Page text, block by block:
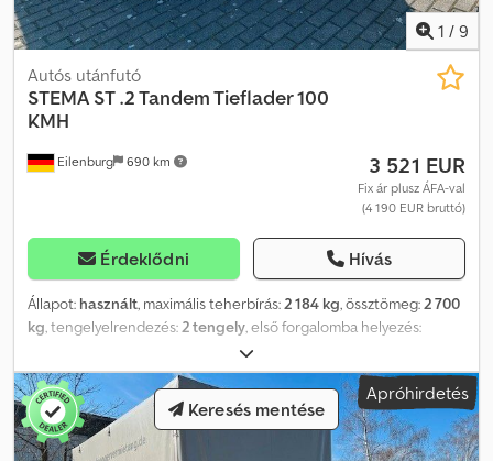
1 / 9
Eilenburg 690 km
Autós utánfutó
STEMA ST .2 Tandem Tieflader 100
KMH
3 521 EUR
Fix ár plusz ÁFA-val
(4 190 EUR bruttó)
Érdeklődni Hívás
Állapot: használt, maximális teherbírás: 2 184 kg, össztömeg: 2 700
kg , tengelyelrendezés: 2 tengely , első forgalomba helyezés:
3 070 mm, rakodótér szélesség:
teljes szélesség:2 320 mm, teljes magasság:980 mm, Alvázas
tandem tengelyes pótkocsi, gyártó: STEMA, típus: SySTEMA ST .2,
össztömeg: 2 700 kg, önműködő fékkel, 100 km/h engedélyezett
sebesség... és még sok más. Az elírás, illetve időközi eladás jogát
Apróhirdetés
Keresés mentése